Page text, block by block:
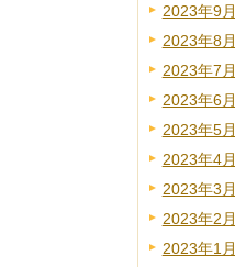
2023年9月
2023年8月
2023年7月
2023年6月
2023年5月
2023年4月
2023年3月
2023年2月
2023年1月